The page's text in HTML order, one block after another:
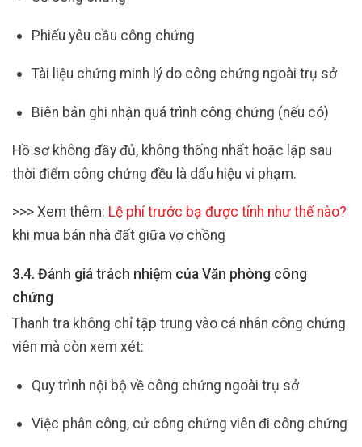
Phiếu yêu cầu công chứng
Tài liệu chứng minh lý do công chứng ngoài trụ sở
Biên bản ghi nhận quá trình công chứng (nếu có)
Hồ sơ không đầy đủ, không thống nhất hoặc lập sau
thời điểm công chứng đều là dấu hiệu vi phạm.
>>> Xem thêm: Lệ phí trước bạ được tính như thế nào?
khi mua bán nhà đất giữa vợ chồng
3.4. Đánh giá trách nhiệm của Văn phòng công
chứng
Thanh tra không chỉ tập trung vào cá nhân công chứng
viên mà còn xem xét:
Quy trình nội bộ về công chứng ngoài trụ sở
Việc phân công, cử công chứng viên đi công chứng